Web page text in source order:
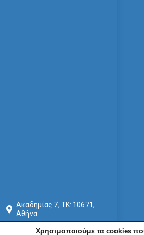
Ακαδημίας 7, ΤΚ: 10671,
Αθήνα
+30 210 3604815
Χρησιμοποιούμε τα cookies